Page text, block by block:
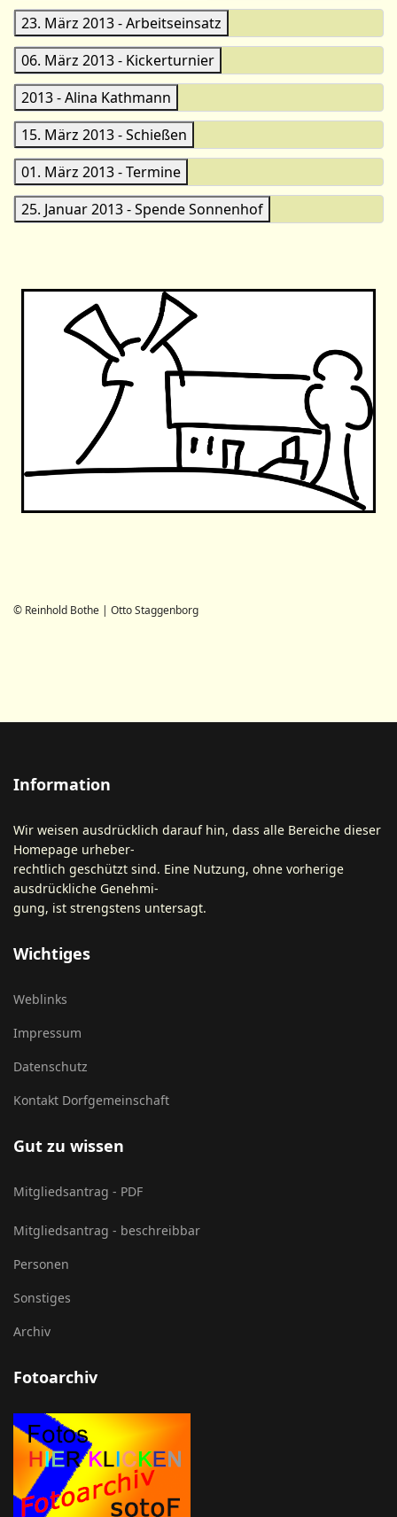
23. März 2013 - Arbeitseinsatz
06. März 2013 - Kickerturnier
2013 - Alina Kathmann
15. März 2013 - Schießen
01. März 2013 - Termine
25. Januar 2013 - Spende Sonnenhof
© Reinhold Bothe | Otto Staggenborg
Information
Wir weisen ausdrücklich darauf hin, dass alle Bereiche dieser
Homepage urheber-
rechtlich geschützt sind. Eine Nutzung, ohne vorherige
ausdrückliche Genehmi-
gung, ist strengstens untersagt.
Wichtiges
Weblinks
Impressum
Datenschutz
Kontakt Dorfgemeinschaft
Gut zu wissen
Mitgliedsantrag - PDF
Mitgliedsantrag - beschreibbar
Personen
Sonstiges
Archiv
Fotoarchiv